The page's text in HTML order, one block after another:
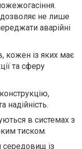
не лише
аварійні
кожен із яких має
та сферу
надійність.
в системах з
тиском.
середовищ із